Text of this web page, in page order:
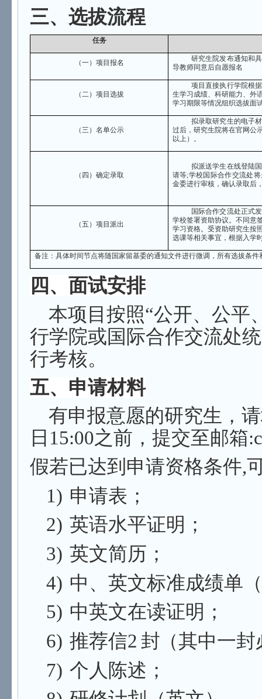
三、选拔流程
任务
（一）项目报名
研究生院发布通知和
导教师同意后自愿报名
（二）项目选拔
项目直接执行学院根
生学习成绩、科研能力、外
学习期限等情况组织选拔面
（三）名单公示
拟录取研究生的电子
过后，研究生院将在官网公
以上）。
（四）确定录取
拟派送学生在线登陆
请等;学校国际合作交流处
金委进行审核，确认录取后
（五）项目派出
国际合作交流处正式
学校签署资助协议。不同意
学习资格。受资助研究生按
选课等相关事宜，根据入学
备注：具体时间节点将随国家留基委的通知文件进行微调，所有选拔条
四、面试安排
本项目按照“公开、公平
行学院或国际合作交流处
行考核。
五、申请材料
有申报意愿的研究生，
日15:00之前，提交至邮箱
假若已达到申请资格条件,
1) 申请表；
2) 英语水平证明；
3) 英文简历；
4) 中、英文标准成绩单
5) 中英文在读证明；
6) 推荐信2 封（其中一封
7) 个人陈述；